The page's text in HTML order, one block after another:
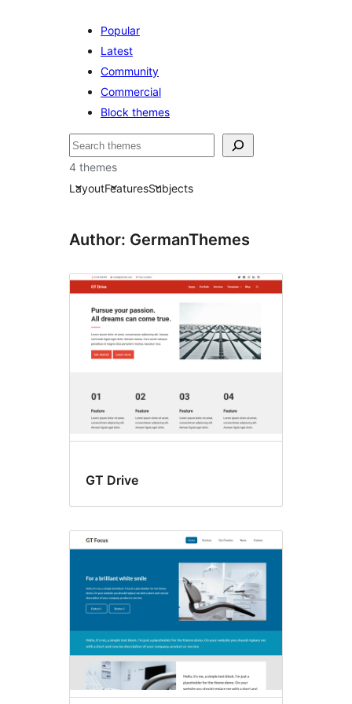
Popular
Latest
Community
Commercial
Block themes
ค้นหา
4 themes
LayoutFeaturesSubjects
Author: GermanThemes
GT Drive